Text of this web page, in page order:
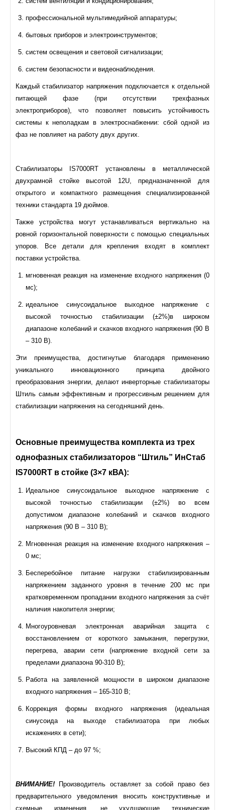
профессиональной мультимедийной аппаратуры;
бытовых приборов и электроинструментов;
систем освещения и световой сигнализации;
систем безопасности и видеонаблюдения.
Каждый стабилизатор напряжения подключается к отдельной
питающей фазе (при отсутствии трехфазных
электроприборов), что позволяет повысить устойчивость
системы к неполадкам в электроснабжении: сбой одной из
фаз не повлияет на работу двух других.
Стабилизаторы IS7000RT установлены в металлической
двухрамной стойке высотой 12U, предназначенной для
открытого и компактного размещения специализированной
техники стандарта 19 дюймов.
Также устройства могут устанавливаться вертикально на
ровной горизонтальной поверхности с помощью специальных
упоров. Все детали для крепления входят в комплект
поставки устройства.
мгновенная реакция на изменение входного напряжения (0
мс);
идеальное синусоидальное выходное напряжение с
высокой точностью стабилизации (±2%)в широком
диапазоне колебаний и скачков входного напряжения (90 В
– 310 В).
Эти преимущества, достигнутые благодаря применению
уникального инновационного принципа двойного
преобразования энергии, делают инверторные стабилизаторы
Штиль самым эффективным и прогрессивным решением для
стабилизации напряжения на сегодняшний день.
Основные преимущества комплекта из трех
однофазных стабилизаторов “Штиль” ИнСтаб
IS7000RT в стойке (3×7 кВА):
Идеальное синусоидальное выходное напряжение с
высокой точностью стабилизации (±2%) во всем
допустимом диапазоне колебаний и скачков входного
напряжения (90 В – 310 В);
Мгновенная реакция на изменение входного напряжения –
0 мс;
Бесперебойное питание нагрузки стабилизированным
напряжением заданного уровня в течение 200 мс при
кратковременном пропадании входного напряжения за счёт
наличия накопителя энергии;
Многоуровневая электронная аварийная защита с
восстановлением от короткого замыкания, перегрузки,
перегрева, аварии сети (напряжение входной сети за
пределами диапазона 90-310 В);
Работа на заявленной мощности в широком диапазоне
входного напряжения – 165-310 В;
Коррекция формы входного напряжения (идеальная
синусоида на выходе стабилизатора при любых
искажениях в сети);
Высокий КПД – до 97 %;
ВНИМАНИЕ! Производитель оставляет за собой право без
предварительного уведомления вносить конструктивные и
схемные изменения, не ухудшающие технические